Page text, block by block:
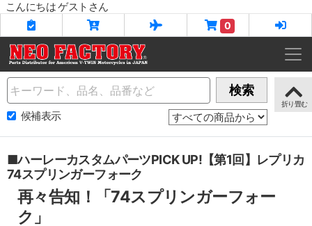
こんにちは ゲストさん
0
Name 検索
候補表示
■ハーレーカスタムパーツPICK UP!【第1回】レプリカ
74スプリンガーフォーク
再々告知！「74スプリンガーフォー
ク」